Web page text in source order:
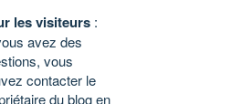
les visiteurs :
avez des
vous
contacter le
du blog en